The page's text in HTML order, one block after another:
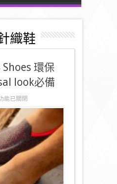
織鞋
Shoes 環保
look必備
能已關閉